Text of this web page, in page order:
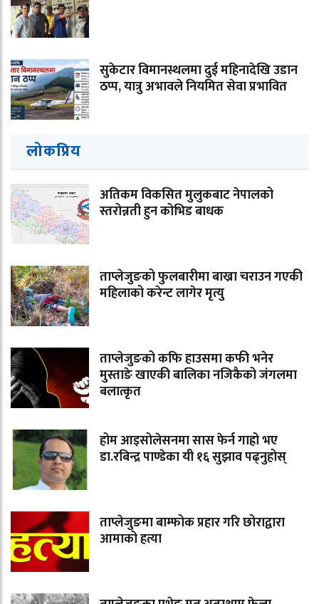
सुकेटार विमानस्थलमा दुई महिनादेखि उडान
ठप्प, यात्रु अभावले नियमित सेवा प्रभावित
लोकप्रिय
अतिकम विकसित मुलुकबाट नेपालको
स्तरोन्नती हुन कोभिड बाधक
ताप्लेजुङको फुलबारीमा बाख्रा चराउन गएकी
महिलाको करेन्ट लागेर मृत्यु
ताप्लेजुङको कफि हाउसमा कफी भनेर
मुस्ताङे खाएकी बालिका नजिकैको जंगलमा
बलात्कृत
होम आइसोलेसनमा सास फेर्न गाह्रो भए
डा.रबिन्द्र पाण्डेका यी १६ सुझाव पढ्नुहोस्
ताप्लेजुङमा बाम्फोक प्रहार गरि छोराद्वारा
आमाको हत्या